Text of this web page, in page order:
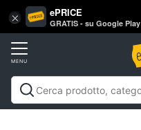
× ePRICE
GRATIS - su Google Play
Accedi
Registrati
Offerte
Vai
al
Fotografia
Fotocamere